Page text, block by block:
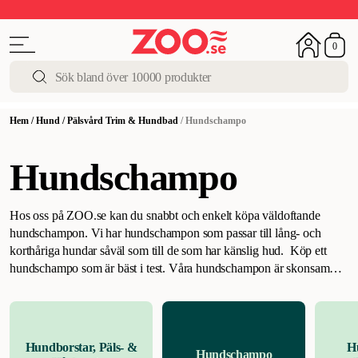
0
Hem /Hund /Pälsvård Trim & Hundbad /Hundschampo
Hundschampo
Hos oss på ZOO.se kan du snabbt och enkelt köpa väldoftande
hundschampon. Vi har hundschampon som passar till lång- och
korthåriga hundar såväl som till de som har känslig hud. Köp ett
hundschampo som är bäst i test. Våra hundschampon är skonsamma
doft. Ge din hund en näringsrik och återfuktad päls med hjälp av rätt
Hundborstar, Päls- &
Hundschampo